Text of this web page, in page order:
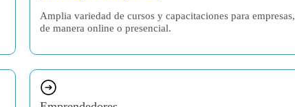
Amplia variedad de cursos y capacitaciones para empresas,
de manera online o presencial.